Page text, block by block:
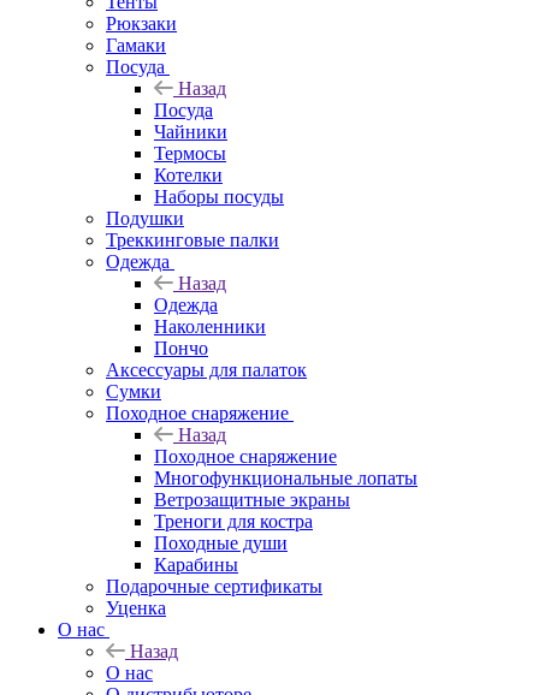
Рюкзаки
Гамаки
Посуда
Назад
Посуда
Чайники
Термосы
Котелки
Наборы посуды
Подушки
Треккинговые палки
Одежда
Назад
Одежда
Наколенники
Пончо
Аксессуары для палаток
Сумки
Походное снаряжение
Назад
Походное снаряжение
Многофункциональные лопаты
Ветрозащитные экраны
Треноги для костра
Походные души
Карабины
Подарочные сертификаты
Уценка
О нас
Назад
О нас